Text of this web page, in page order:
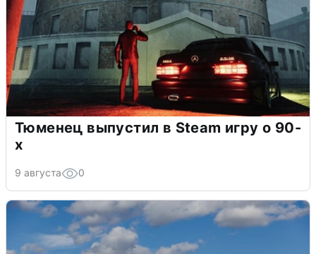
Тюменец выпустил в Steam игру о 90-
х
9 августа 0